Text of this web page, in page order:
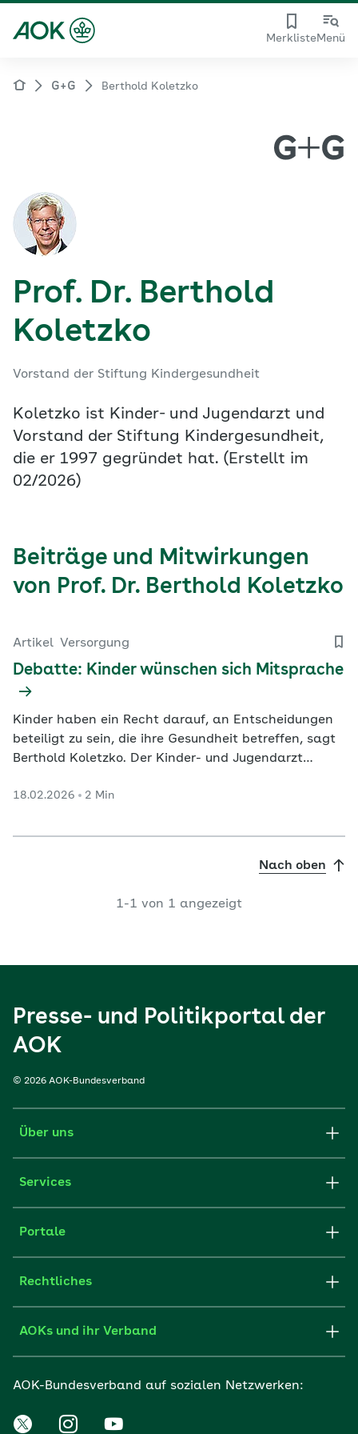
MerklisteMenü
G+G Berthold Koletzko
Prof. Dr. Berthold
Koletzko
Vorstand der Stiftung Kindergesundheit
Koletzko ist Kinder- und Jugendarzt und
Vorstand der Stiftung Kindergesundheit,
die er 1997 gegründet hat. (Erstellt im
02/2026)
Beiträge und Mitwirkungen
von Prof. Dr. Berthold Koletzko
Artikel Versorgung
Debatte: Kinder wünschen sich Mitsprache
Kinder haben ein Recht darauf, an Entscheidungen
beteiligt zu sein, die ihre Gesundheit betreffen, sagt
Berthold Koletzko. Der Kinder- und Jugendarzt
medizinischen Alltag zu verankern.
18.02.2026 2 Min
Nach oben
1-1 von 1 angezeigt
Presse- und Politikportal der
AOK
© 2026 AOK-Bundesverband
Über uns
Services
Portale
Rechtliches
AOKs und ihr Verband
AOK-Bundesverband auf sozialen Netzwerken: